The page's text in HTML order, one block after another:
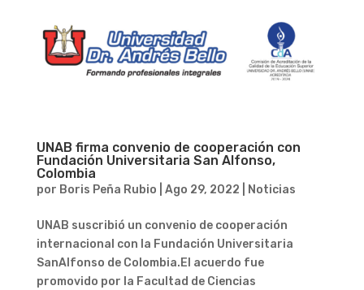
UNAB firma convenio de cooperación con
Fundación Universitaria San Alfonso,
Colombia
por Boris Peña Rubio Ago 29, 2022 Noticias
UNAB suscribió un convenio de cooperación
internacional con la Fundación Universitaria
SanAlfonso de Colombia.El acuerdo fue
promovido por la Facultad de Ciencias